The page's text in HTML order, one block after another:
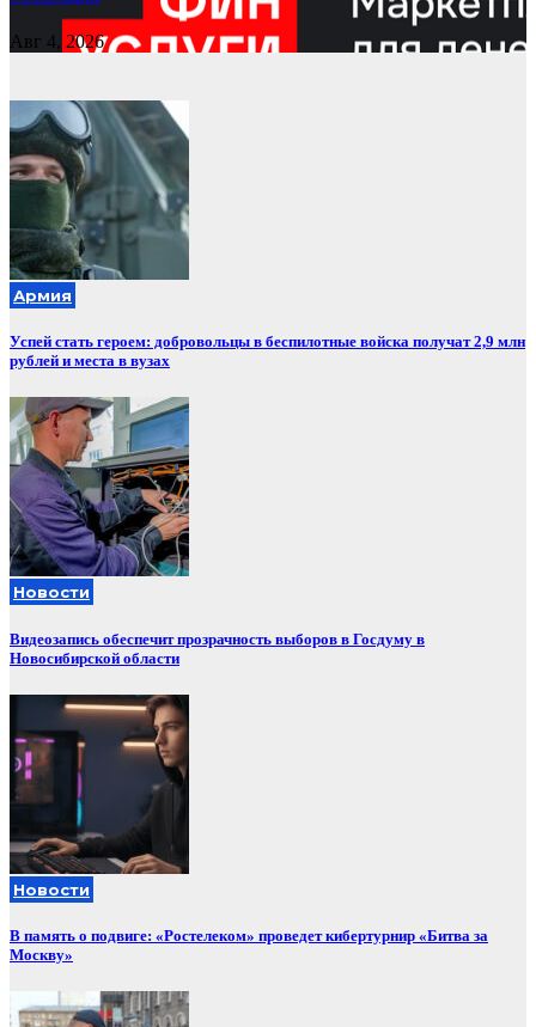
Авг 4, 2026
Армия
Успей стать героем: добровольцы в беспилотные войска получат 2,9 млн
рублей и места в вузах
Новости
Видеозапись обеспечит прозрачность выборов в Госдуму в
Новосибирской области
Новости
В память о подвиге: «Ростелеком» проведет кибертурнир «Битва за
Москву»